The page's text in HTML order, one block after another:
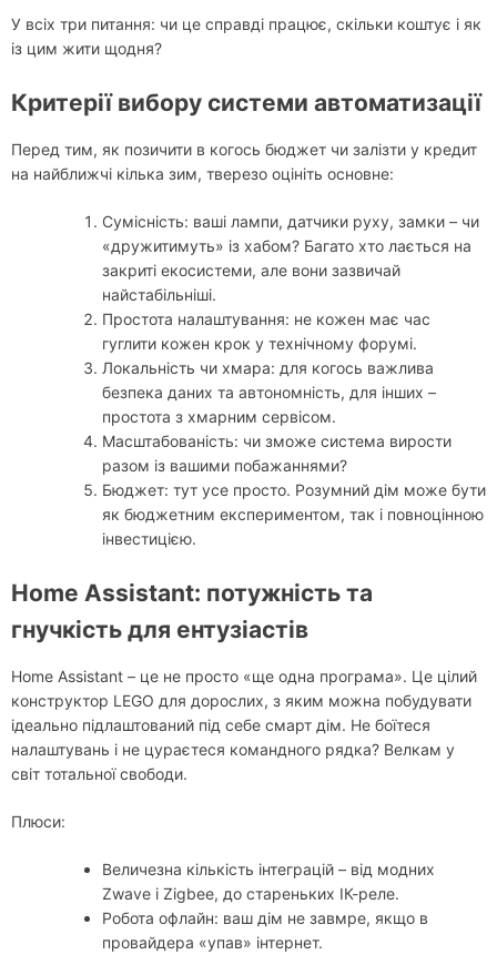
У всіх три питання: чи це справді працює, скільки коштує і як
із цим жити щодня?
Критерії вибору системи автоматизації
Перед тим, як позичити в когось бюджет чи залізти у кредит
на найближчі кілька зим, тверезо оцініть основне:
Сумісність: ваші лампи, датчики руху, замки – чи
«дружитимуть» із хабом? Багато хто лається на
закриті екосистеми, але вони зазвичай
найстабільніші.
Простота налаштування: не кожен має час
гуглити кожен крок у технічному форумі.
Локальність чи хмара: для когось важлива
безпека даних та автономність, для інших –
простота з хмарним сервісом.
Масштабованість: чи зможе система вирости
разом із вашими побажаннями?
Бюджет: тут усе просто. Розумний дім може бути
як бюджетним експериментом, так і повноцінною
інвестицією.
Home Assistant: потужність та
гнучкість для ентузіастів
Home Assistant – це не просто «ще одна програма». Це цілий
конструктор LEGO для дорослих, з яким можна побудувати
ідеально підлаштований під себе смарт дім. Не боїтеся
налаштувань і не цураєтеся командного рядка? Велкам у
світ тотальної свободи.
Плюси:
Величезна кількість інтеграцій – від модних
Zwave і Zigbee, до стареньких ІК-реле.
Робота офлайн: ваш дім не завмре, якщо в
провайдера «упав» інтернет.